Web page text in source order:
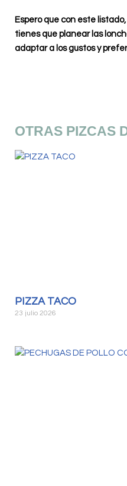
Espero que con este
tienes que planear las
adaptar a los gustos y
OTRAS PIZCAS
PIZZA TACO
23 julio 2026